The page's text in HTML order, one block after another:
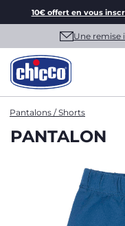
10€ offert en vous
Une remise
Pantalons / Shorts
PANTALON